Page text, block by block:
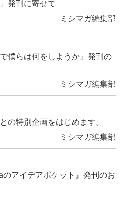
発刊に寄せて
ミシマガ編集部
僕らは何をしようか』発刊の
ミシマガ編集部
の特別企画をはじめます。
ミシマガ編集部
アイデアポケット』発刊のお